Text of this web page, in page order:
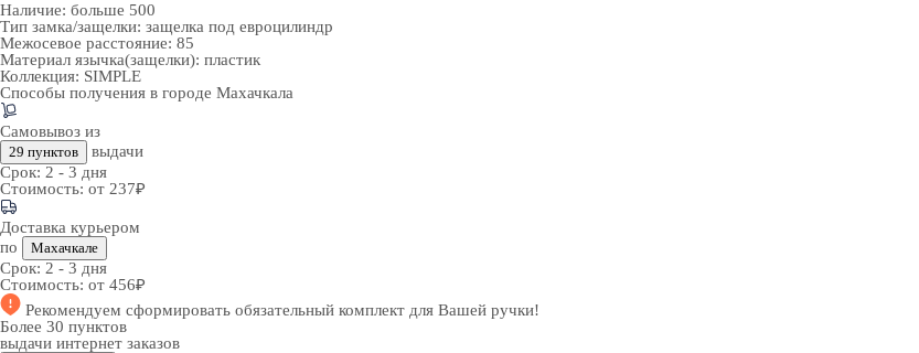
Наличие: больше 500
Тип замка/защелки: защелка под евроцилиндр
Межосевое расстояние: 85
Материал язычка(защелки): пластик
Коллекция: SIMPLE
Способы получения в городе Махачкала
Самовывоз из
29 пунктов
выдачи
Срок: 2 - 3 дня
Стоимость: от 237₽
Доставка курьером
по
Махачкале
Срок: 2 - 3 дня
Стоимость: от 456₽
Рекомендуем сформировать обязательный комплект для Вашей ручки!
Более 30 пунктов
выдачи интернет заказов